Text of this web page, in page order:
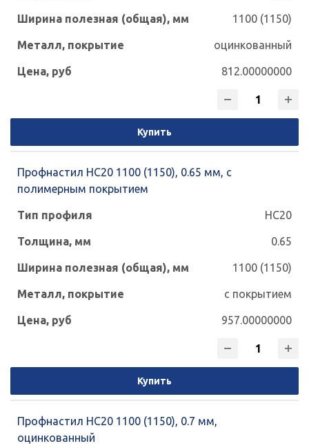
1100 (1150)
оцинкованный
812.00000000
Купить
Профнастил НС20 1100 (1150), 0.65 мм, с
полимерным покрытием
НС20
0.65
1100 (1150)
с покрытием
957.00000000
Купить
Профнастил НС20 1100 (1150), 0.7 мм,
оцинкованный